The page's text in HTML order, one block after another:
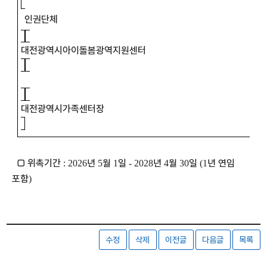
인권단체
대전광역시아이돌봄광역지원센터
대전광역시가족센터장
□ 위촉기간 : 2026년 5월 1일 - 2028년 4월 30일 (1 년 연임
포함)
수정 삭제 이전글 다음글 목록